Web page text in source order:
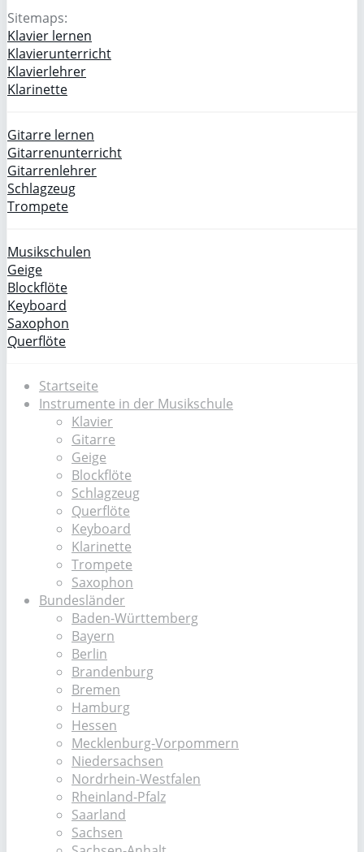
Sitemaps:
Klavier lernen
Klavierunterricht
Klavierlehrer
Klarinette
Gitarre lernen
Gitarrenunterricht
Gitarrenlehrer
Schlagzeug
Trompete
Musikschulen
Geige
Blockflöte
Keyboard
Saxophon
Querflöte
Startseite
Instrumente in der Musikschule
Klavier
Gitarre
Geige
Blockflöte
Schlagzeug
Querflöte
Keyboard
Klarinette
Trompete
Saxophon
Bundesländer
Baden-Württemberg
Bayern
Berlin
Brandenburg
Bremen
Hamburg
Hessen
Mecklenburg-Vorpommern
Niedersachsen
Nordrhein-Westfalen
Rheinland-Pfalz
Saarland
Sachsen